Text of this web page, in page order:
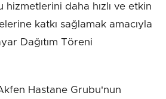
hizmetlerini daha hızlı ve etkin
katkı sağlamak amacıyla
Dağıtım Töreni
Hastane Grubu'nun